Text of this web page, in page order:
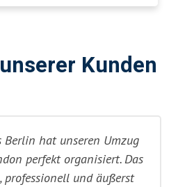
Kunden
Berlin hat unseren Umzug
perfekt organisiert. Das
professionell und äußerst